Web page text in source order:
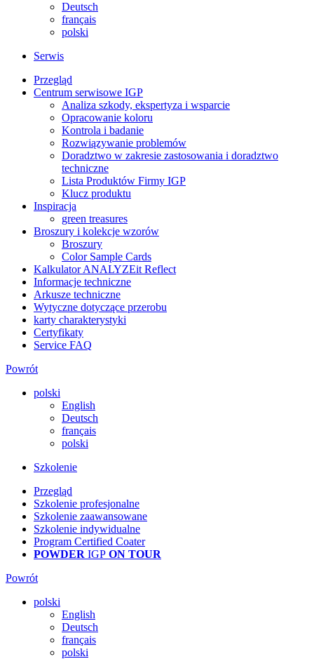
Deutsch
français
polski
Serwis
Przegląd
Centrum serwisowe IGP
Analiza szkody, ekspertyza i wsparcie
Opracowanie koloru
Kontrola i badanie
Rozwiązywanie problemów
Doradztwo w zakresie zastosowania i doradztwo
techniczne
Lista Produktów Firmy IGP
Klucz produktu
Inspiracja
green treasures
Broszury i kolekcje wzorów
Broszury
Color Sample Cards
Kalkulator ANALYZEit Reflect
Informacje techniczne
Arkusze techniczne
Wytyczne dotyczące przerobu
karty charakterystyki
Certyfikaty
Service FAQ
Powrót
polski
English
Deutsch
français
polski
Szkolenie
Przegląd
Szkolenie profesjonalne
Szkolenie zaawansowane
Szkolenie indywidualne
Program Certified Coater
POWDER IGP ON TOUR
Powrót
polski
English
Deutsch
français
polski